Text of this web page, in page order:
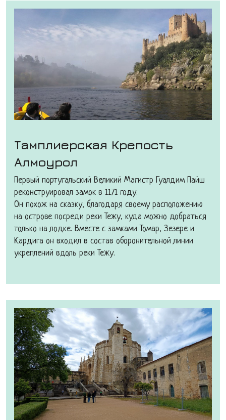
Тамплиерская Крепость
Алмоурол
Первый португальский Великий Магистр Гуалдим Пайш
реконструировал замок в 1171 году.
Он похож на сказку, благодаря своему расположению
на острове посреди реки Тежу, куда можно добраться
только на лодке. Вместе с замками Томар, Зезере и
Кардига он входил в состав оборонительной линии
укреплений вдоль реки Тежу.